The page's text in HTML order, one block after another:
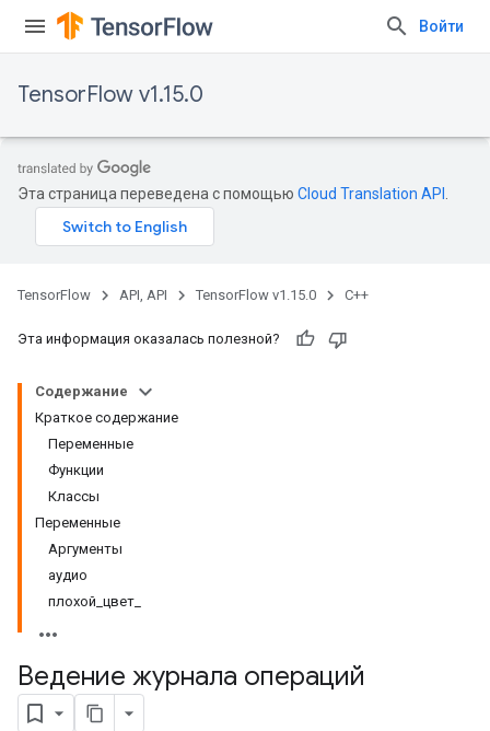
Войти
TensorFlow v1.15.0
Эта страница переведена с помощью Cloud Translation API
TensorFlow API, API TensorFlow v1.15.0 C++
Эта информация оказалась полезной?
Содержание
Краткое содержание
Переменные
Функции
Классы
Переменные
Аргументы
аудио
плохой_цвет_
Ведение журнала операций